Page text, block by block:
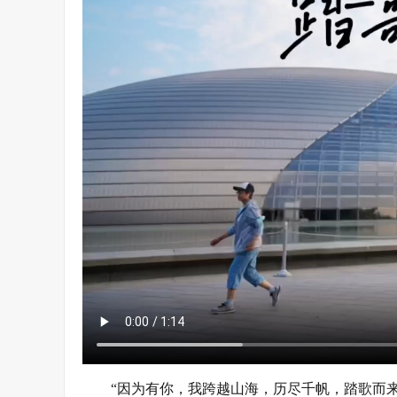
“因为有你，我跨越山海，历尽千帆，踏歌